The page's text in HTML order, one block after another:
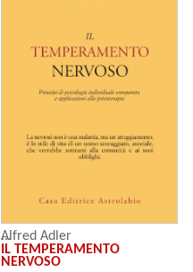
Alfred Adler
IL TEMPERAMENTO
NERVOSO